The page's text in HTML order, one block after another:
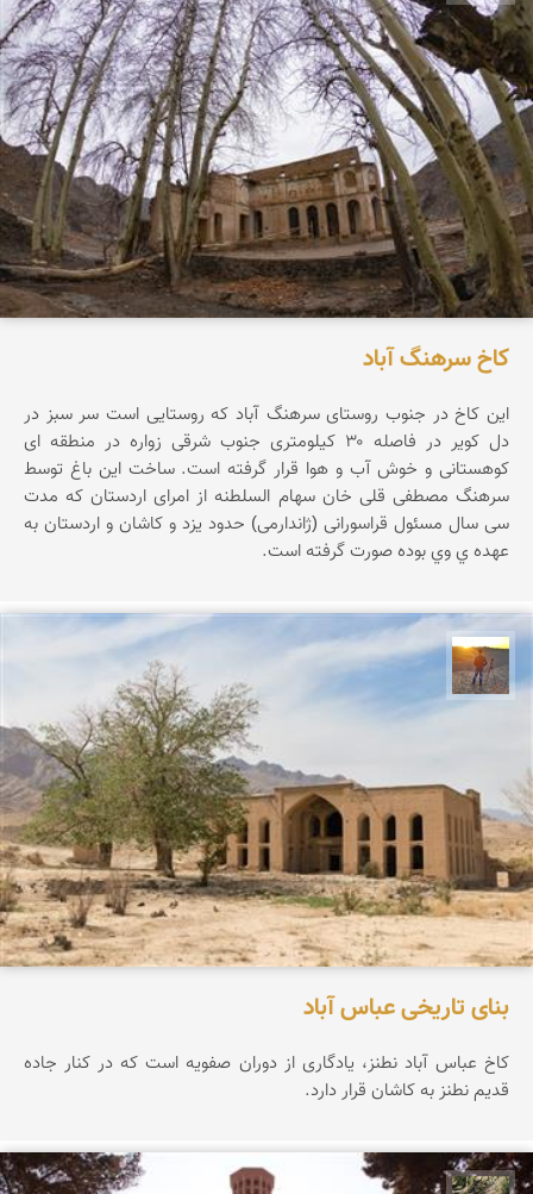
کاخ سرهنگ آباد
این کاخ در جنوب روستای سرهنگ آباد که روستایی است سر سبز در
دل کویر در فاصله ۳۰ کیلومتری جنوب شرقی زواره در منطقه ای
کوهستانی و خوش آب و هوا قرار گرفته است. ساخت این باغ توسط
سرهنگ مصطفی قلی خان سهام السلطنه از امرای اردستان که مدت
سی سال مسئول قراسورانی (ژاندارمی) حدود یزد و کاشان و اردستان به
عهده ي وي بوده صورت گرفته است.
مهدی مخلصیان
بنای تاریخی عباس آباد
کاخ عباس آباد نطنز، یادگاری از دوران صفویه است که در کنار جاده
قدیم نطنز به کاشان قرار دارد.